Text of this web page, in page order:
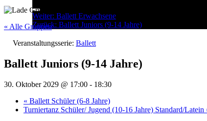
Menu
Post
navigation
Weiter: Ballett Erwachsene
Zurück: Ballett Juniors (9-14 Jahre)
« Alle Gruppen
Veranstaltungsserie: Ballett
Ballett Juniors (9-14 Jahre)
30. Oktober 2029 @ 17:00 - 18:30
« Ballett Schüler (6-8 Jahre)
Turniertanz Schüler/ Jugend (10-16 Jahre) Standard/Latein